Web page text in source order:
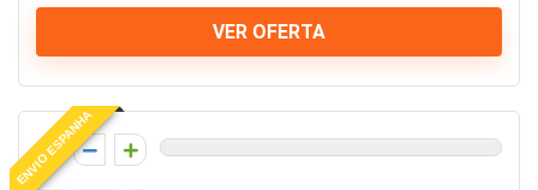
VER OFERTA
ENVIO ESPANHA
0